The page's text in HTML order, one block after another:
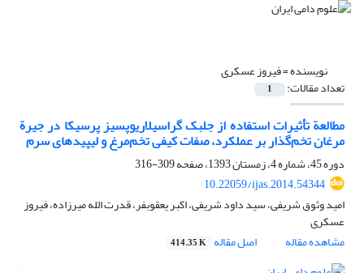
نویسنده =فیروز عسکری
تعداد مقالات: 1
مطالعة تأثیرات استفاده از جلبک گراسیلاریوپسیز پرسیکا در جیرة
مرغان تخم‌گذار بر عملکرد، صفات کیفی تخم‌مرغ و لیپیدهای سرم
دوره 45، شماره 4، زمستان 1393، صفحه
309-316
10.22059/ijas.2014.54344
امید وثوق شریفی، سید داود شریفی، اکبر یعقوبفر، قدرت الله میرزاده، فیروز
عسکری
مشاهده مقاله
اصل مقاله 414.35 K